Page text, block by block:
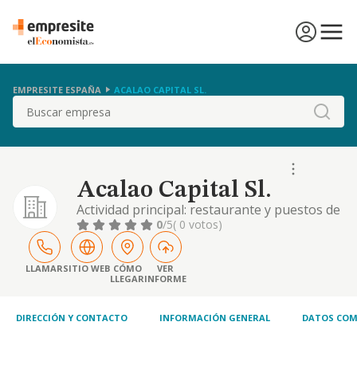
EMPRESITE ESPAÑA ACALAO CAPITAL SL.
Buscar
Acalao Capital Sl.
Actividad principal: restaurante y puestos de
comidas. otras actividades: 1. la organización
y explotación de complejos deportivos y la
promoción de la práctica y fomento de
forma directa o indirecta, de los juegos
acuáticos, o de cualquier otra deporte no
0/5( 0 votos)
LLAMARSITIO WEB CÓMO
LLEGAR
VER
INFORME
DIRECCIÓN Y CONTACTO INFORMACIÓN GENERAL DATOS